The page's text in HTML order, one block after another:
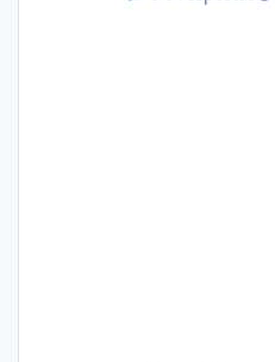
operação. Se